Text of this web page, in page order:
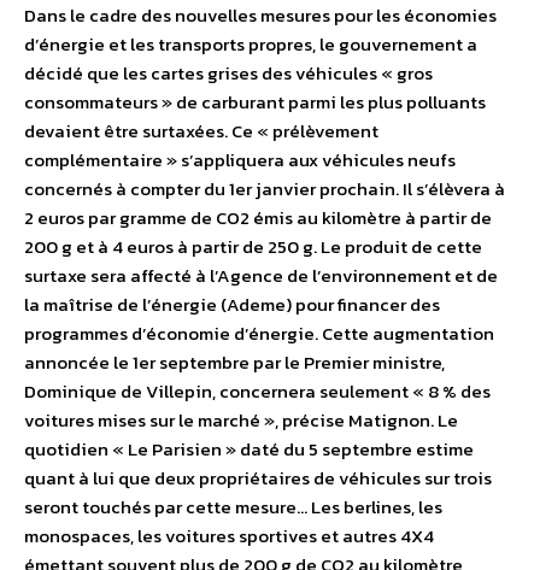
Dans le cadre des nouvelles mesures pour les économies
d’énergie et les transports propres, le gouvernement a
décidé que les cartes grises des véhicules « gros
consommateurs » de carburant parmi les plus polluants
devaient être surtaxées. Ce « prélèvement
complémentaire » s’appliquera aux véhicules neufs
concernés à compter du 1er janvier prochain. Il s’élèvera à
2 euros par gramme de CO2 émis au kilomètre à partir de
200 g et à 4 euros à partir de 250 g. Le produit de cette
surtaxe sera affecté à l’Agence de l’environnement et de
la maîtrise de l’énergie (Ademe) pour financer des
programmes d’économie d’énergie. Cette augmentation
annoncée le 1er septembre par le Premier ministre,
Dominique de Villepin, concernera seulement « 8 % des
voitures mises sur le marché », précise Matignon. Le
quotidien « Le Parisien » daté du 5 septembre estime
quant à lui que deux propriétaires de véhicules sur trois
seront touchés par cette mesure… Les berlines, les
monospaces, les voitures sportives et autres 4X4